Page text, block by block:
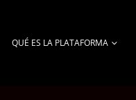
QUÉ ES LA PLATAFORMA